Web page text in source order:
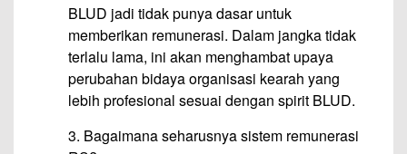
BLUD jadi tidak punya dasar untuk
memberikan remunerasi. Dalam jangka tidak
terlalu lama, ini akan menghambat upaya
perubahan bidaya organisasi kearah yang
lebih profesional sesuai dengan spirit BLUD.
3. Bagaimana seharusnya sistem remunerasi